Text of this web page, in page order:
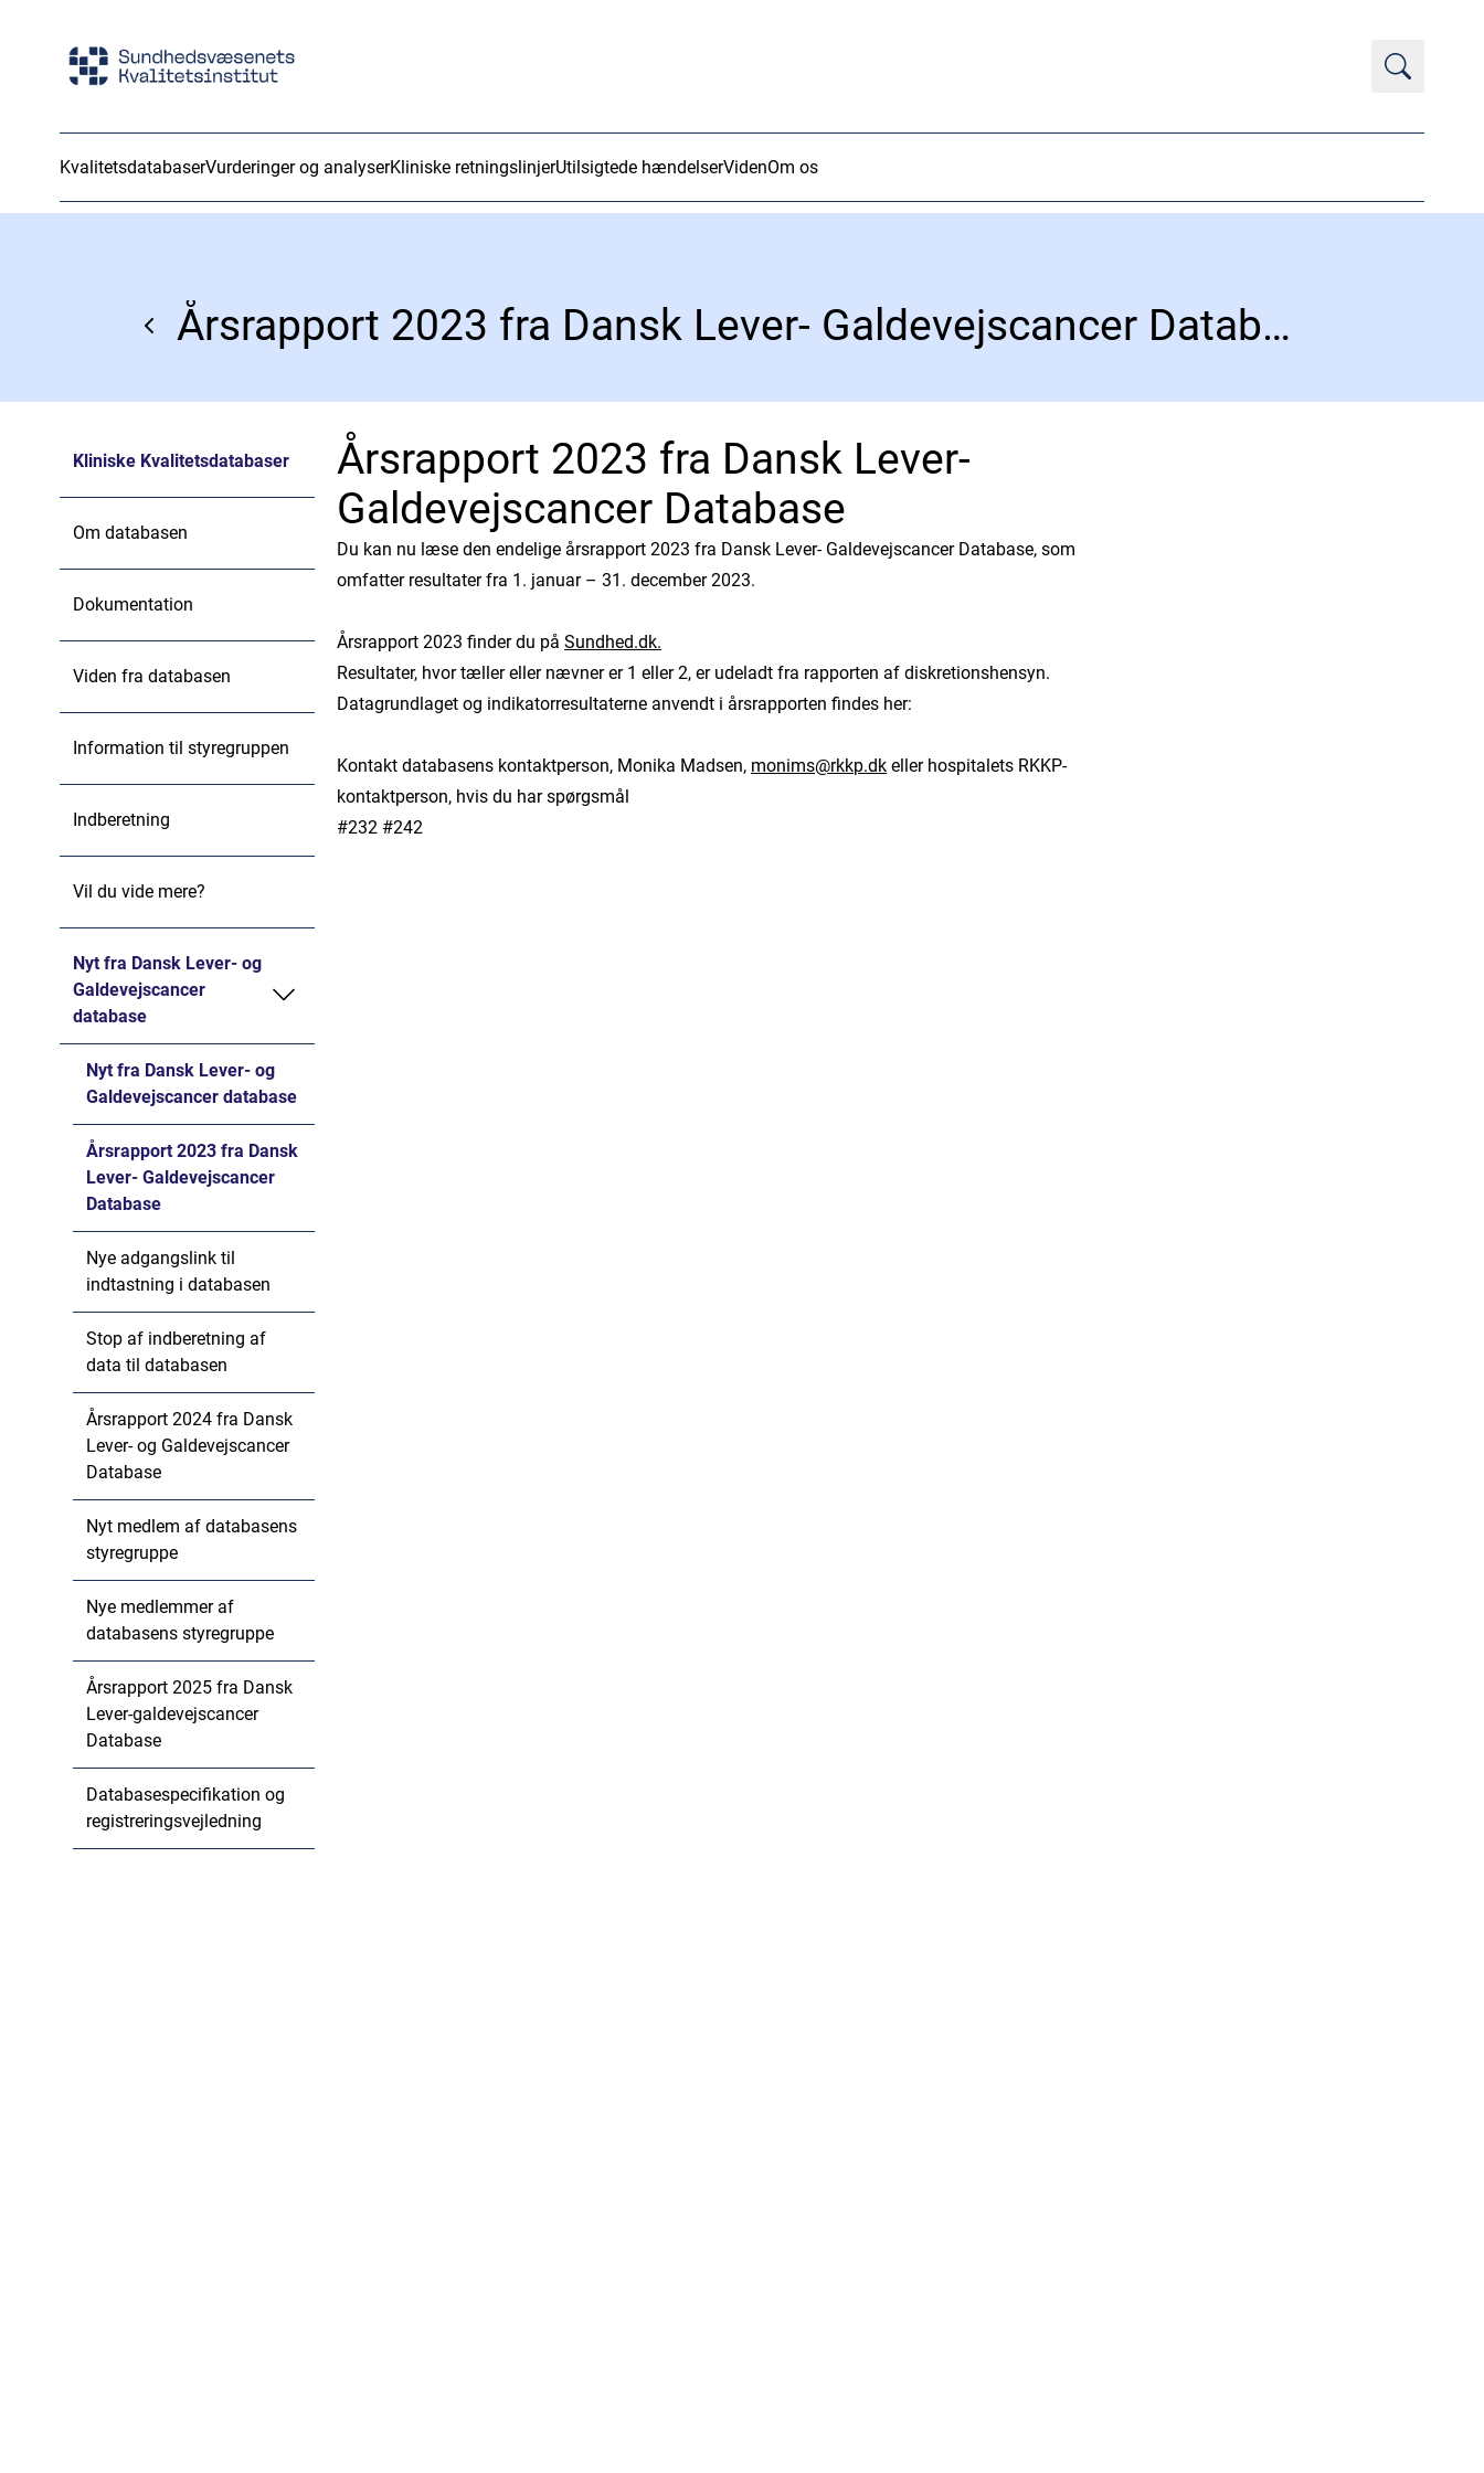
KvalitetsdatabaserVurderinger og analyserKliniske retningslinjerUtilsigtede hændelserVidenOm os
Årsrapport 2023 fra Dansk Lever- Galdevejscancer Database
Kliniske Kvalitetsdatabaser
Om databasen
Dokumentation
Viden fra databasen
Information til styregruppen
Indberetning
Vil du vide mere?
Nyt fra Dansk Lever- og
Galdevejscancer
database
Nyt fra Dansk Lever- og
Galdevejscancer database
Årsrapport 2023 fra Dansk
Lever- Galdevejscancer
Database
Nye adgangslink til
indtastning i databasen
Stop af indberetning af
data til databasen
Årsrapport 2024 fra Dansk
Lever- og Galdevejscancer
Database
Nyt medlem af databasens
styregruppe
Nye medlemmer af
databasens styregruppe
Årsrapport 2025 fra Dansk
Lever-galdevejscancer
Database
Databasespecifikation og
registreringsvejledning
Årsrapport 2023 fra Dansk Lever-
Galdevejscancer Database
Du kan nu læse den endelige årsrapport 2023 fra Dansk Lever- Galdevejscancer Database, som
omfatter resultater fra 1. januar – 31. december 2023.
Årsrapport 2023 finder du påSundhed.dk.
Resultater, hvor tæller eller nævner er 1 eller 2, er udeladt fra rapporten af diskretionshensyn.
Datagrundlaget og indikatorresultaterne anvendt i årsrapporten findes her:
Kontakt databasens kontaktperson, Monika Madsen, monims@rkkp.dk eller hospitalets RKKP-
kontaktperson, hvis du har spørgsmål
#232 #242